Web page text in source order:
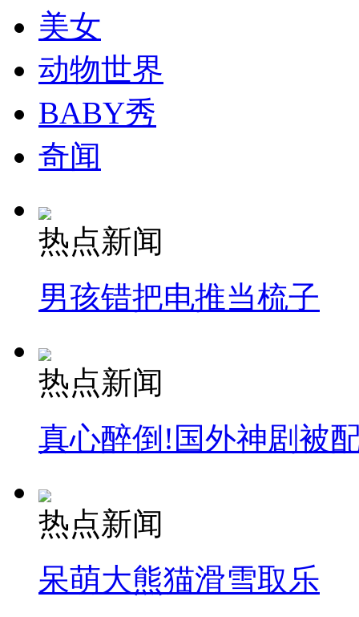
司机酒驾遇交警 急速倒车逃窜
美女
动物世界
BABY秀
奇闻
热点新闻
男孩错把电推当梳子
热点新闻
真心醉倒!国外神剧被
热点新闻
呆萌大熊猫滑雪取乐